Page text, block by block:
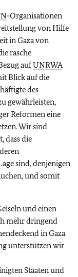
-Organisationen
von Hilfe
in Gaza von
rasche
aufUNRWA
Blick auf die
des
gewährleisten,
Reformen eine
Wir sind
dass die
sind, denjenigen
und somit
und einen
mehr dringend
in Gaza
unterstützen wir
Staaten und